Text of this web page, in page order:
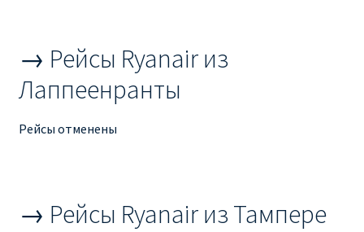
Регистрация ребенка на рейс RYANAIR
Рим
Райнэйр на русском
→ Рейсы Ryanair из
Лаппеенранты
Рейсы отменены
→ Рейсы Ryanair из Тампере